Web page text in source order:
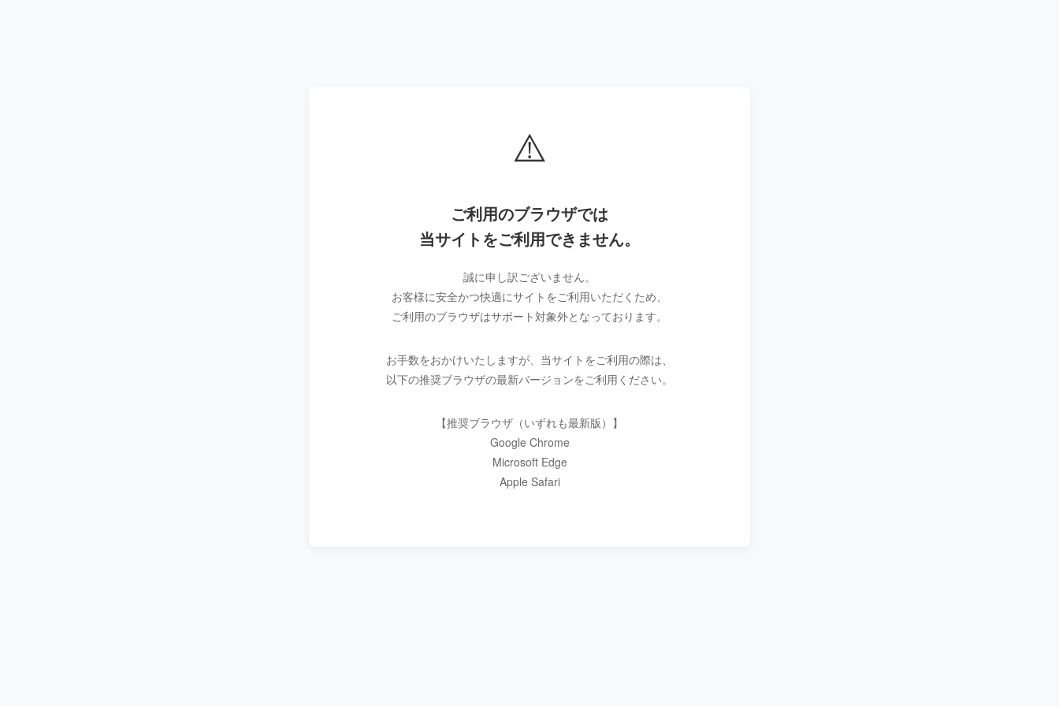
⚠️
ご利用のブラウザでは
当サイトをご利用できません。
誠に申し訳ございません。
お客様に安全かつ快適にサイトをご利用いただくため、
ご利用のブラウザはサポート対象外となっております。
お手数をおかけいたしますが、当サイトをご利用の際は、
以下の推奨ブラウザの最新バージョンをご利用ください。
【推奨ブラウザ（いずれも最新版）】
Google Chrome
Microsoft Edge
Apple Safari